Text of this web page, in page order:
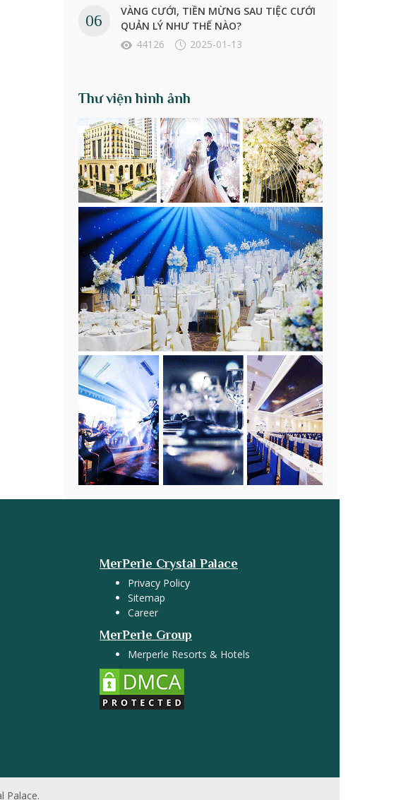
VÀNG CƯỚI, TIỀN MỪNG SAU TIỆC CƯỚI
QUẢN LÝ NHƯ THẾ NÀO?
44126
2025-01-13
Thư viện hình ảnh
MerPerle Crystal Palace
Privacy Policy
Sitemap
Career
MerPerle Group
Merperle Resorts & Hotels
Palace.